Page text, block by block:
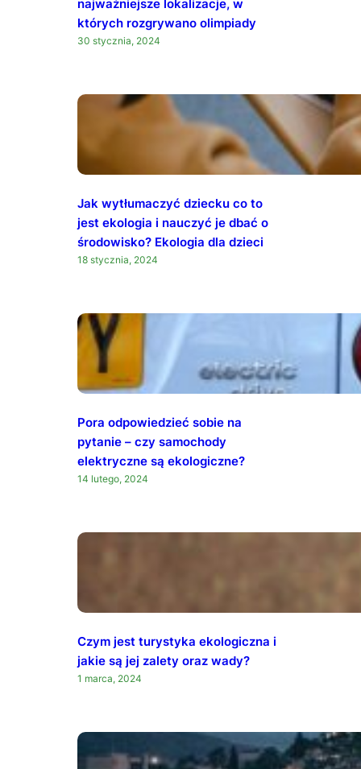
najważniejsze lokalizacje, w
których rozgrywano olimpiady
30 stycznia, 2024
Jak wytłumaczyć dziecku co to
jest ekologia i nauczyć je dbać o
środowisko? Ekologia dla dzieci
18 stycznia, 2024
Pora odpowiedzieć sobie na
pytanie – czy samochody
elektryczne są ekologiczne?
14 lutego, 2024
Czym jest turystyka ekologiczna i
jakie są jej zalety oraz wady?
1 marca, 2024